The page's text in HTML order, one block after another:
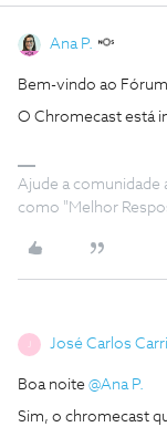
Ana P.
Bem-vindo ao
O Chromecast está
Ajude a comunidade
como "Melhor
José Carlos
Boa noite @Ana P.
Sim, o chromecast